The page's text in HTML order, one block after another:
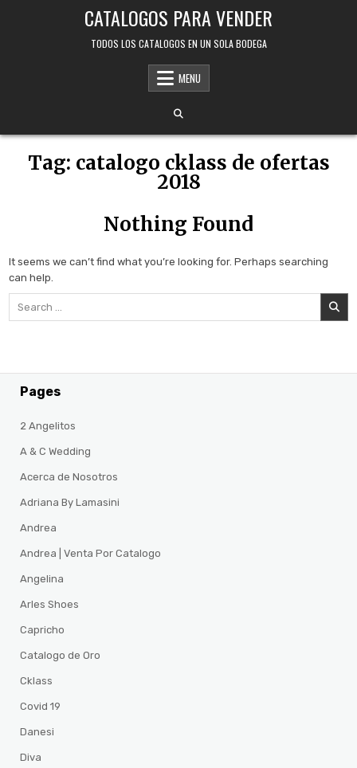
CATALOGOS PARA VENDER
TODOS LOS CATALOGOS EN UN SOLA BODEGA
MENU
Tag: catalogo cklass de ofertas
2018
Nothing Found
It seems we can’t find what you’re looking for. Perhaps searching
can help.
Pages
2 Angelitos
A & C Wedding
Acerca de Nosotros
Adriana By Lamasini
Andrea
Andrea | Venta Por Catalogo
Angelina
Arles Shoes
Capricho
Catalogo de Oro
Cklass
Covid 19
Danesi
Diva